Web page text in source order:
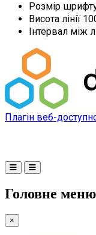
Розмір
Висота лінії
Інтервал між
Плагін веб-
Головне меню
×